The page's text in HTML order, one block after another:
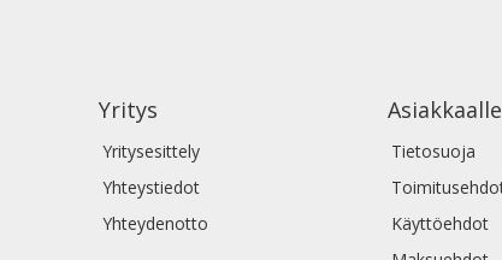
Yritys
Yritysesittely
Yhteystiedot
Yhteydenotto
Asiakkaalle
Tietosuoja
Käyttöehdot